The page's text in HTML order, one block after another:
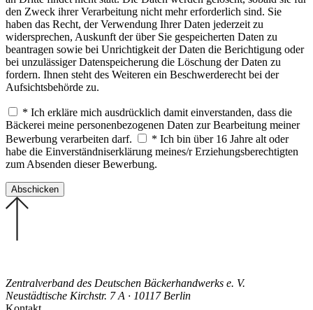
den Zweck ihrer Verarbeitung nicht mehr erforderlich sind. Sie
haben das Recht, der Verwendung Ihrer Daten jederzeit zu
widersprechen, Auskunft der über Sie gespeicherten Daten zu
beantragen sowie bei Unrichtigkeit der Daten die Berichtigung oder
bei unzulässiger Datenspeicherung die Löschung der Daten zu
fordern. Ihnen steht des Weiteren ein Beschwerderecht bei der
Aufsichtsbehörde zu.
* Ich erkläre mich ausdrücklich damit einverstanden, dass die
Bäckerei meine personenbezogenen Daten zur Bearbeitung meiner
Bewerbung verarbeiten darf.
* Ich bin über 16 Jahre alt oder
habe die Einverständniserklärung meines/r Erziehungsberechtigten
zum Absenden dieser Bewerbung.
Zentralverband des Deutschen Bäckerhandwerks e. V.
Neustädtische Kirchstr. 7 A · 10117 Berlin